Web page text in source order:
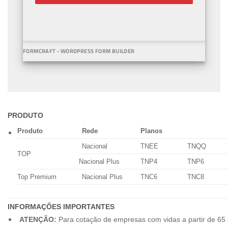
FORMCRAFT - WORDPRESS FORM BUILDER
PRODUTO
Produto Rede Planos
TOP
Nacional TNEE
TNQQ
Nacional Plus
TNP4
TNP6
Top Premium
Nacional Plus TNC6 TNC8
INFORMAÇÕES IMPORTANTES
ATENÇÃO: Para cotação de empresas com vidas a partir de